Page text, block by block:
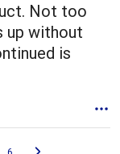
Not too
up without
is